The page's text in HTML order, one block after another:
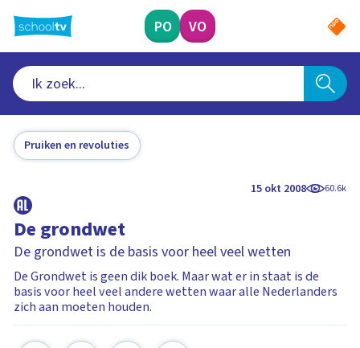
naar
hoofdinhoud
PO VO
Pruiken en revoluties
15 okt 2008 60.6k
De grondwet
De grondwet is de basis voor heel veel wetten
De Grondwet is geen dik boek. Maar wat er in staat is de
basis voor heel veel andere wetten waar alle Nederlanders
zich aan moeten houden.